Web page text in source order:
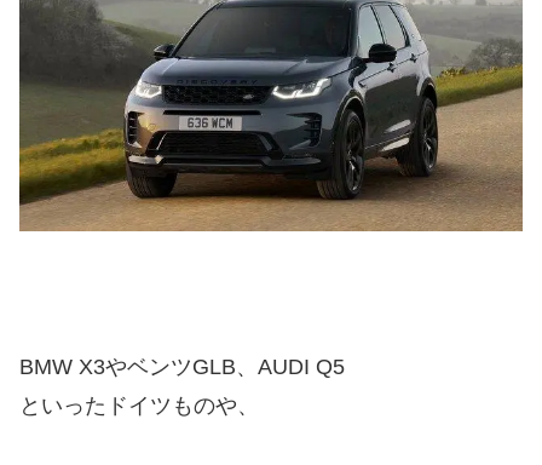
BMW X3やベンツGLB、AUDI Q5
といったドイツものや、